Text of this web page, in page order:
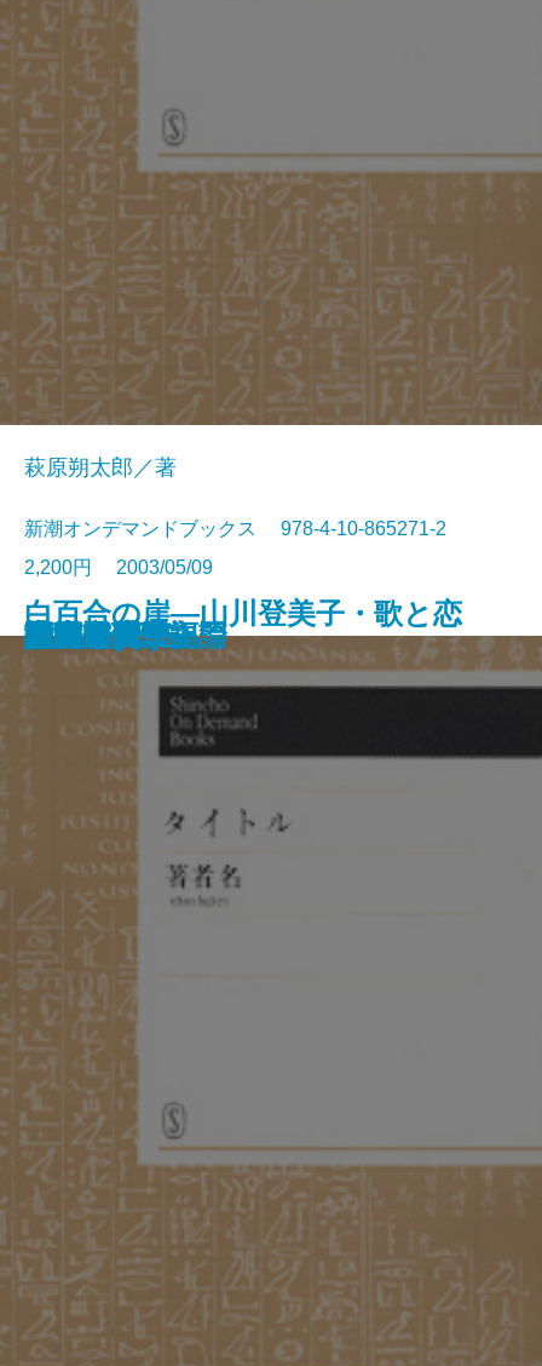
幸福な家族
雪夫人絵図
丹下左膳(二)
桃太郎侍
丹下左膳(一)
文章心理学入門
深夜の読書
白百合の崖―山川登美子・歌と恋
―
めし
恋愛名歌集
萩原朔太郎／著
新潮オンデマンドブックス 978-4-10-865271-2
2,200円 2003/05/09
射程
真知子
氾濫
読書と人生
死の島(上)
死の島(下)
木馬の騎手
神戸震災日記
人生論・幸福論
行為と死